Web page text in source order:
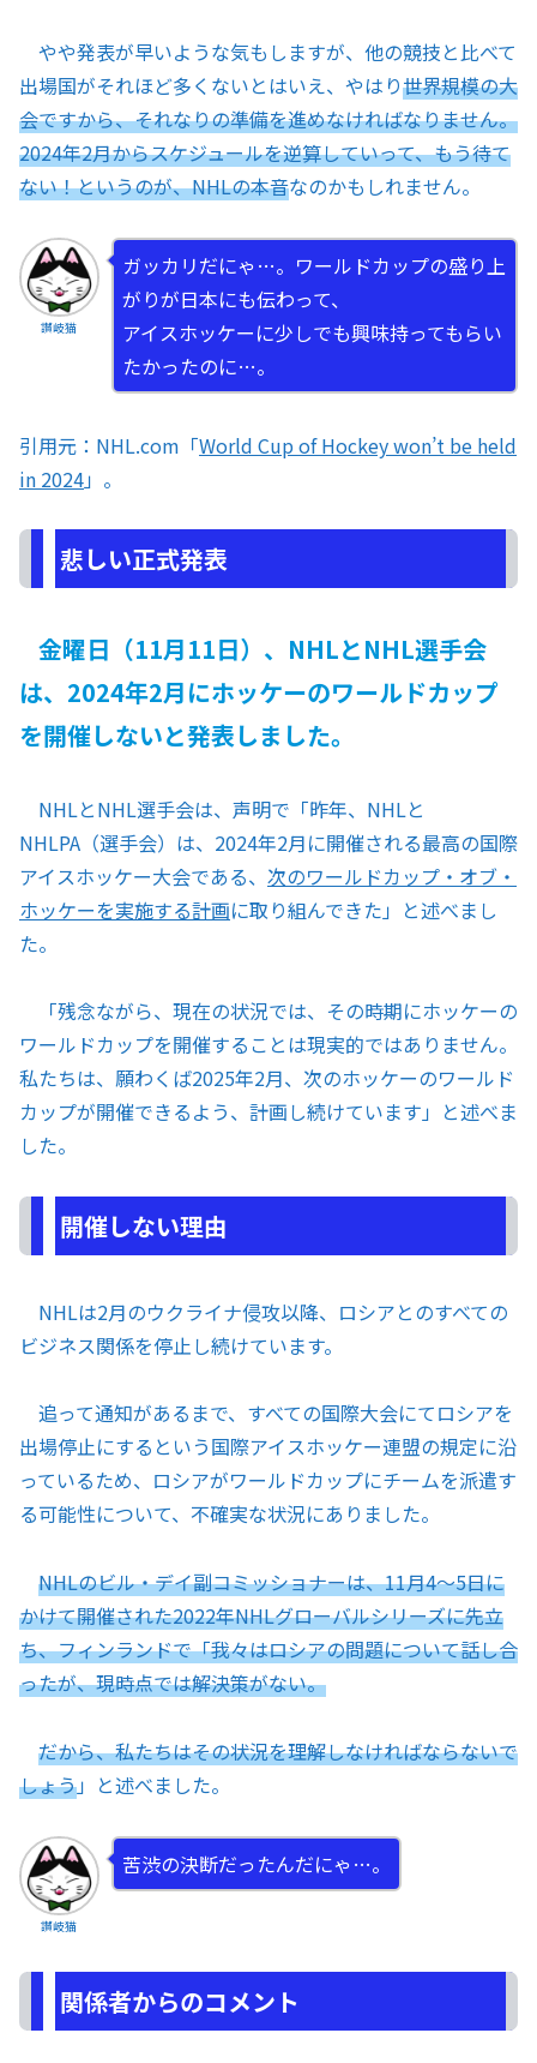
やや発表が早いような気もしますが、他の競技と比べて
出場国がそれほど多くないとはいえ、やはり世界規模の大
会ですから、それなりの準備を進めなければなりません。
2024年2月からスケジュールを逆算していって、もう待て
ない！というのが、NHLの本音なのかもしれません。
讃岐猫
ガッカリだにゃ…。ワールドカップの盛り上
がりが日本にも伝わって、
アイスホッケーに少しでも興味持ってもらい
たかったのに…。
引用元：NHL.com「World Cup of Hockey won’t be held
in 2024」。
悲しい正式発表
金曜日（11月11日）、NHLとNHL選手会
は、2024年2月にホッケーのワールドカップ
を開催しないと発表しました。
NHLとNHL選手会は、声明で「昨年、NHLと
NHLPA（選手会）は、2024年2月に開催される最高の国際
アイスホッケー大会である、 次のワールドカップ・オブ・
ホッケーを実施する計画に取り組んできた」と述べまし
た。
「残念ながら、現在の状況では、その時期にホッケーの
ワールドカップを開催することは現実的ではありません。
私たちは、願わくば2025年2月、次のホッケーのワールド
カップが開催できるよう、計画し続けています」と述べま
した。
開催しない理由
NHLは2月のウクライナ侵攻以降、ロシアとのすべての
ビジネス関係を停止し続けています。
追って通知があるまで、すべての国際大会にてロシアを
出場停止にするという国際アイスホッケー連盟の規定に沿
っているため、ロシアがワールドカップにチームを派遣す
る可能性について、不確実な状況にありました。
NHLのビル・デイ副コミッショナーは、11月4～5日に
かけて開催された2022年NHLグローバルシリーズに先立
ち、フィンランドで「我々はロシアの問題について話し合
ったが、現時点では解決策がない。
だから、私たちはその状況を理解しなければならないで
しょう」と述べました。
讃岐猫
苦渋の決断だったんだにゃ…。
関係者からのコメント